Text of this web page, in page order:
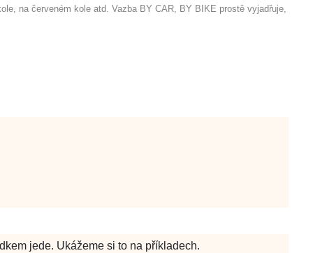
na červeném kole atd. Vazba BY CAR, BY BIKE prostě vyjadřuje,
jede. Ukážeme si to na příkladech.